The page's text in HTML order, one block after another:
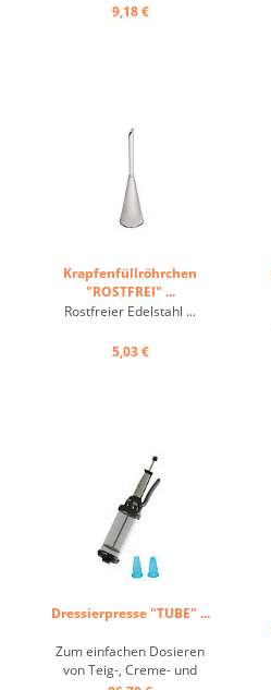
9,18 €
Krapfenfüllröhrchen
"ROSTFREI" ...
Rostfreier Edelstahl ...
5,03 €
Dressierpresse "TUBE" ...
Zum einfachen Dosieren
von Teig-, Creme- und